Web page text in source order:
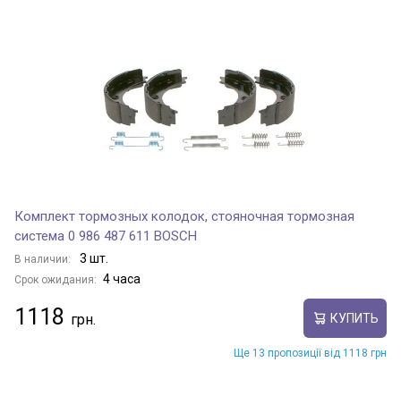
Комплект тормозных колодок, стояночная тормозная
система 0 986 487 611 BOSCH
В наличии: 3 шт.
Срок ожидания: 4 часа
1118 КУПИТЬ
Ще 13 пропозиції від 1118 грн